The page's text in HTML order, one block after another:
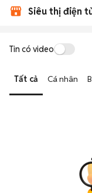
Ninh từ nhiều cá nhân
về tình trạng bảo
đánh giá chính xác
Mua bán linh hoạt:
địa điểm giao nhận,
Siêu thị điện
Tin có video
Tất cả Cá nhân